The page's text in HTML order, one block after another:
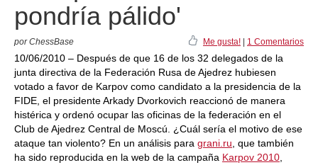
pondría pálido'
por ChessBase Me gusta! 1 Comentarios
10/06/2010 – Después de que 16 de los 32 delegados de la
junta directiva de la Federación Rusa de Ajedrez hubiesen
votado a favor de Karpov como candidato a la presidencia de la
FIDE, el presidente Arkady Dvorkovich reaccionó de manera
histérica y ordenó ocupar las oficinas de la federación en el
Club de Ajedrez Central de Moscú. ¿Cuál sería el motivo de ese
ataque tan violento? En un análisis para grani.ru , que también
ha sido reproducida en la web de la campaña Karpov 2010